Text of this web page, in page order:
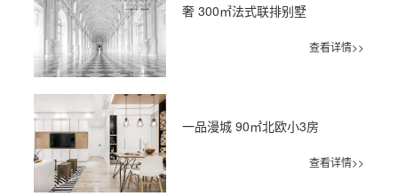
奢 300㎡法式联排别墅
查看详情>>
一品漫城 90㎡北欧小3房
查看详情>>